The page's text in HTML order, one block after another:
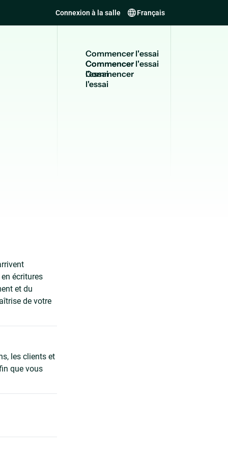
Connexion à la salle Français
Commencerl'essai
Commencer
l'essai
écritures
et du
de votre
les clients et
que vous